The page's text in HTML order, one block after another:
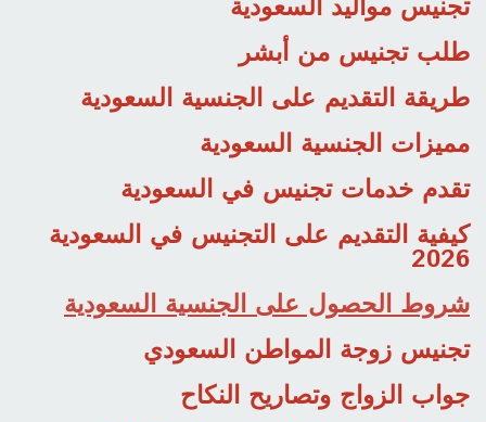
تجنيس مواليد السعودية
طلب تجنيس من أبشر
طريقة التقديم على الجنسية السعودية
مميزات الجنسية السعودية
تقدم خدمات تجنيس في السعودية
كيفية التقديم على التجنيس في السعودية
2026
شروط الحصول على الجنسية السعودية
تجنيس زوجة المواطن السعودي
جواب الزواج وتصاريح النكاح